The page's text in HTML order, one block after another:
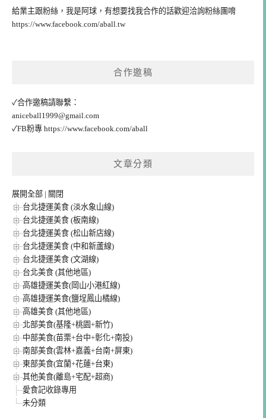
給業主跟粉絲，我是阿球，有想要找我合作的話歡迎洽詢粉絲團唷
https://www.facebook.com/aball.tw
合作邀稿
✓合作邀稿請聯繫：
aniceball1999@gmail.com
✓FB粉專 https://www.facebook.com/aball
文章分類
展開全部 | 關閉
台北捷運美食 (淡水象山線)
台北捷運美食 (板南線)
台北捷運美食 (松山新店線)
台北捷運美食 (中和新蘆線)
台北捷運美食 (文湖線)
台北美食 (其他地區)
高雄捷運美食(岡山小港紅線)
高雄捷運美食(鹽埕鳳山橘線)
高雄美食 (其他地區)
北部美食(基隆+桃園+新竹)
中部美食(苗栗+台中+彰化+南投)
南部美食(雲林+嘉義+台南+屏東)
東部美食(宜蘭+花蓮+台東)
其他美食(離島+宅配+超商)
愛食記收錄專用
未分類